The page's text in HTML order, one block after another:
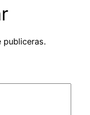
publiceras.